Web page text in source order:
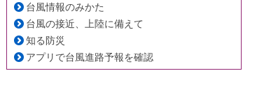
台風情報のみかた
台風の接近、上陸に備えて
知る防災
アプリで台風進路予報を確認